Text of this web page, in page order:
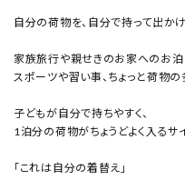
自分の荷物を、自分で持って出かけ
家族旅行や親せきのお家へのお泊
スポーツや習い事、ちょっと荷物
子どもが自分で持ちやすく、
1泊分の荷物がちょうどよく入るサ
「これは自分の着替え」